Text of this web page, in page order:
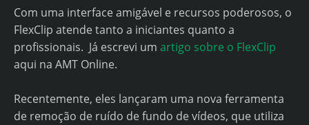
Com uma interface amigável e recursos poderosos, o
FlexClip atende tanto a iniciantes quanto a
profissionais. Já escrevi um artigo sobre o FlexClip
aqui na AMT Online.
Recentemente, eles lançaram uma nova ferramenta
de remoção de ruído de fundo de vídeos, que utiliza